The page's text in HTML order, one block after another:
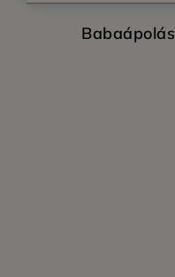
Babaápolás